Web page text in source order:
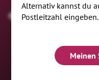
Kindertag
Alternativ kannst du
Postleitzahl eingeben.